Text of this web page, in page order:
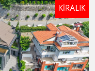
KİRALIK